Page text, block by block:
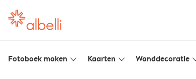
Fotoboek maken slim_arrow_down Kaarten slim_arrow_down Wanddecoratie